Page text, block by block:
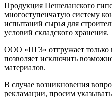
Продукция Пешеланского
многоступенчатую систему
испытаний сырья для
условий складского хранения.
ООО «ПГЗ» отгружает
позволяет исключить
материалов.
В случае возникновения
рекламации, просим